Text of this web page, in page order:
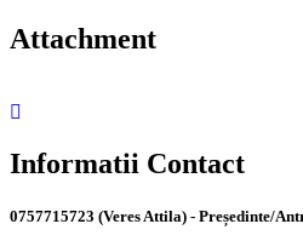
Attachment
Informatii Contact
0757715723 (Veres Attila) - Președinte/